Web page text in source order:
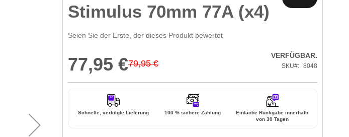
Stimulus 70mm 77A (x4)
Seien Sie der Erste, der dieses Produkt bewertet
Special
Price
77,95 €79,95 €
VERFÜGBAR.
SKU 8048
Schnelle, verfolgte Lieferung 100 % sichere Zahlung
Einfache Rückgabe innerhalb
von 30 Tagen